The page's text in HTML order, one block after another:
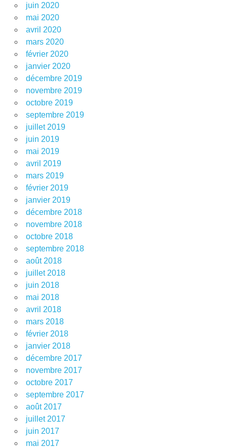
juin 2020
mai 2020
avril 2020
mars 2020
février 2020
janvier 2020
décembre 2019
novembre 2019
octobre 2019
septembre 2019
juillet 2019
juin 2019
mai 2019
avril 2019
mars 2019
février 2019
janvier 2019
décembre 2018
novembre 2018
octobre 2018
septembre 2018
août 2018
juillet 2018
juin 2018
mai 2018
avril 2018
mars 2018
février 2018
janvier 2018
décembre 2017
novembre 2017
octobre 2017
septembre 2017
août 2017
juillet 2017
juin 2017
mai 2017